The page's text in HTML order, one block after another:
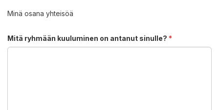
Minä osana yhteisöä
Mitä ryhmään kuuluminen on antanut sinulle? *